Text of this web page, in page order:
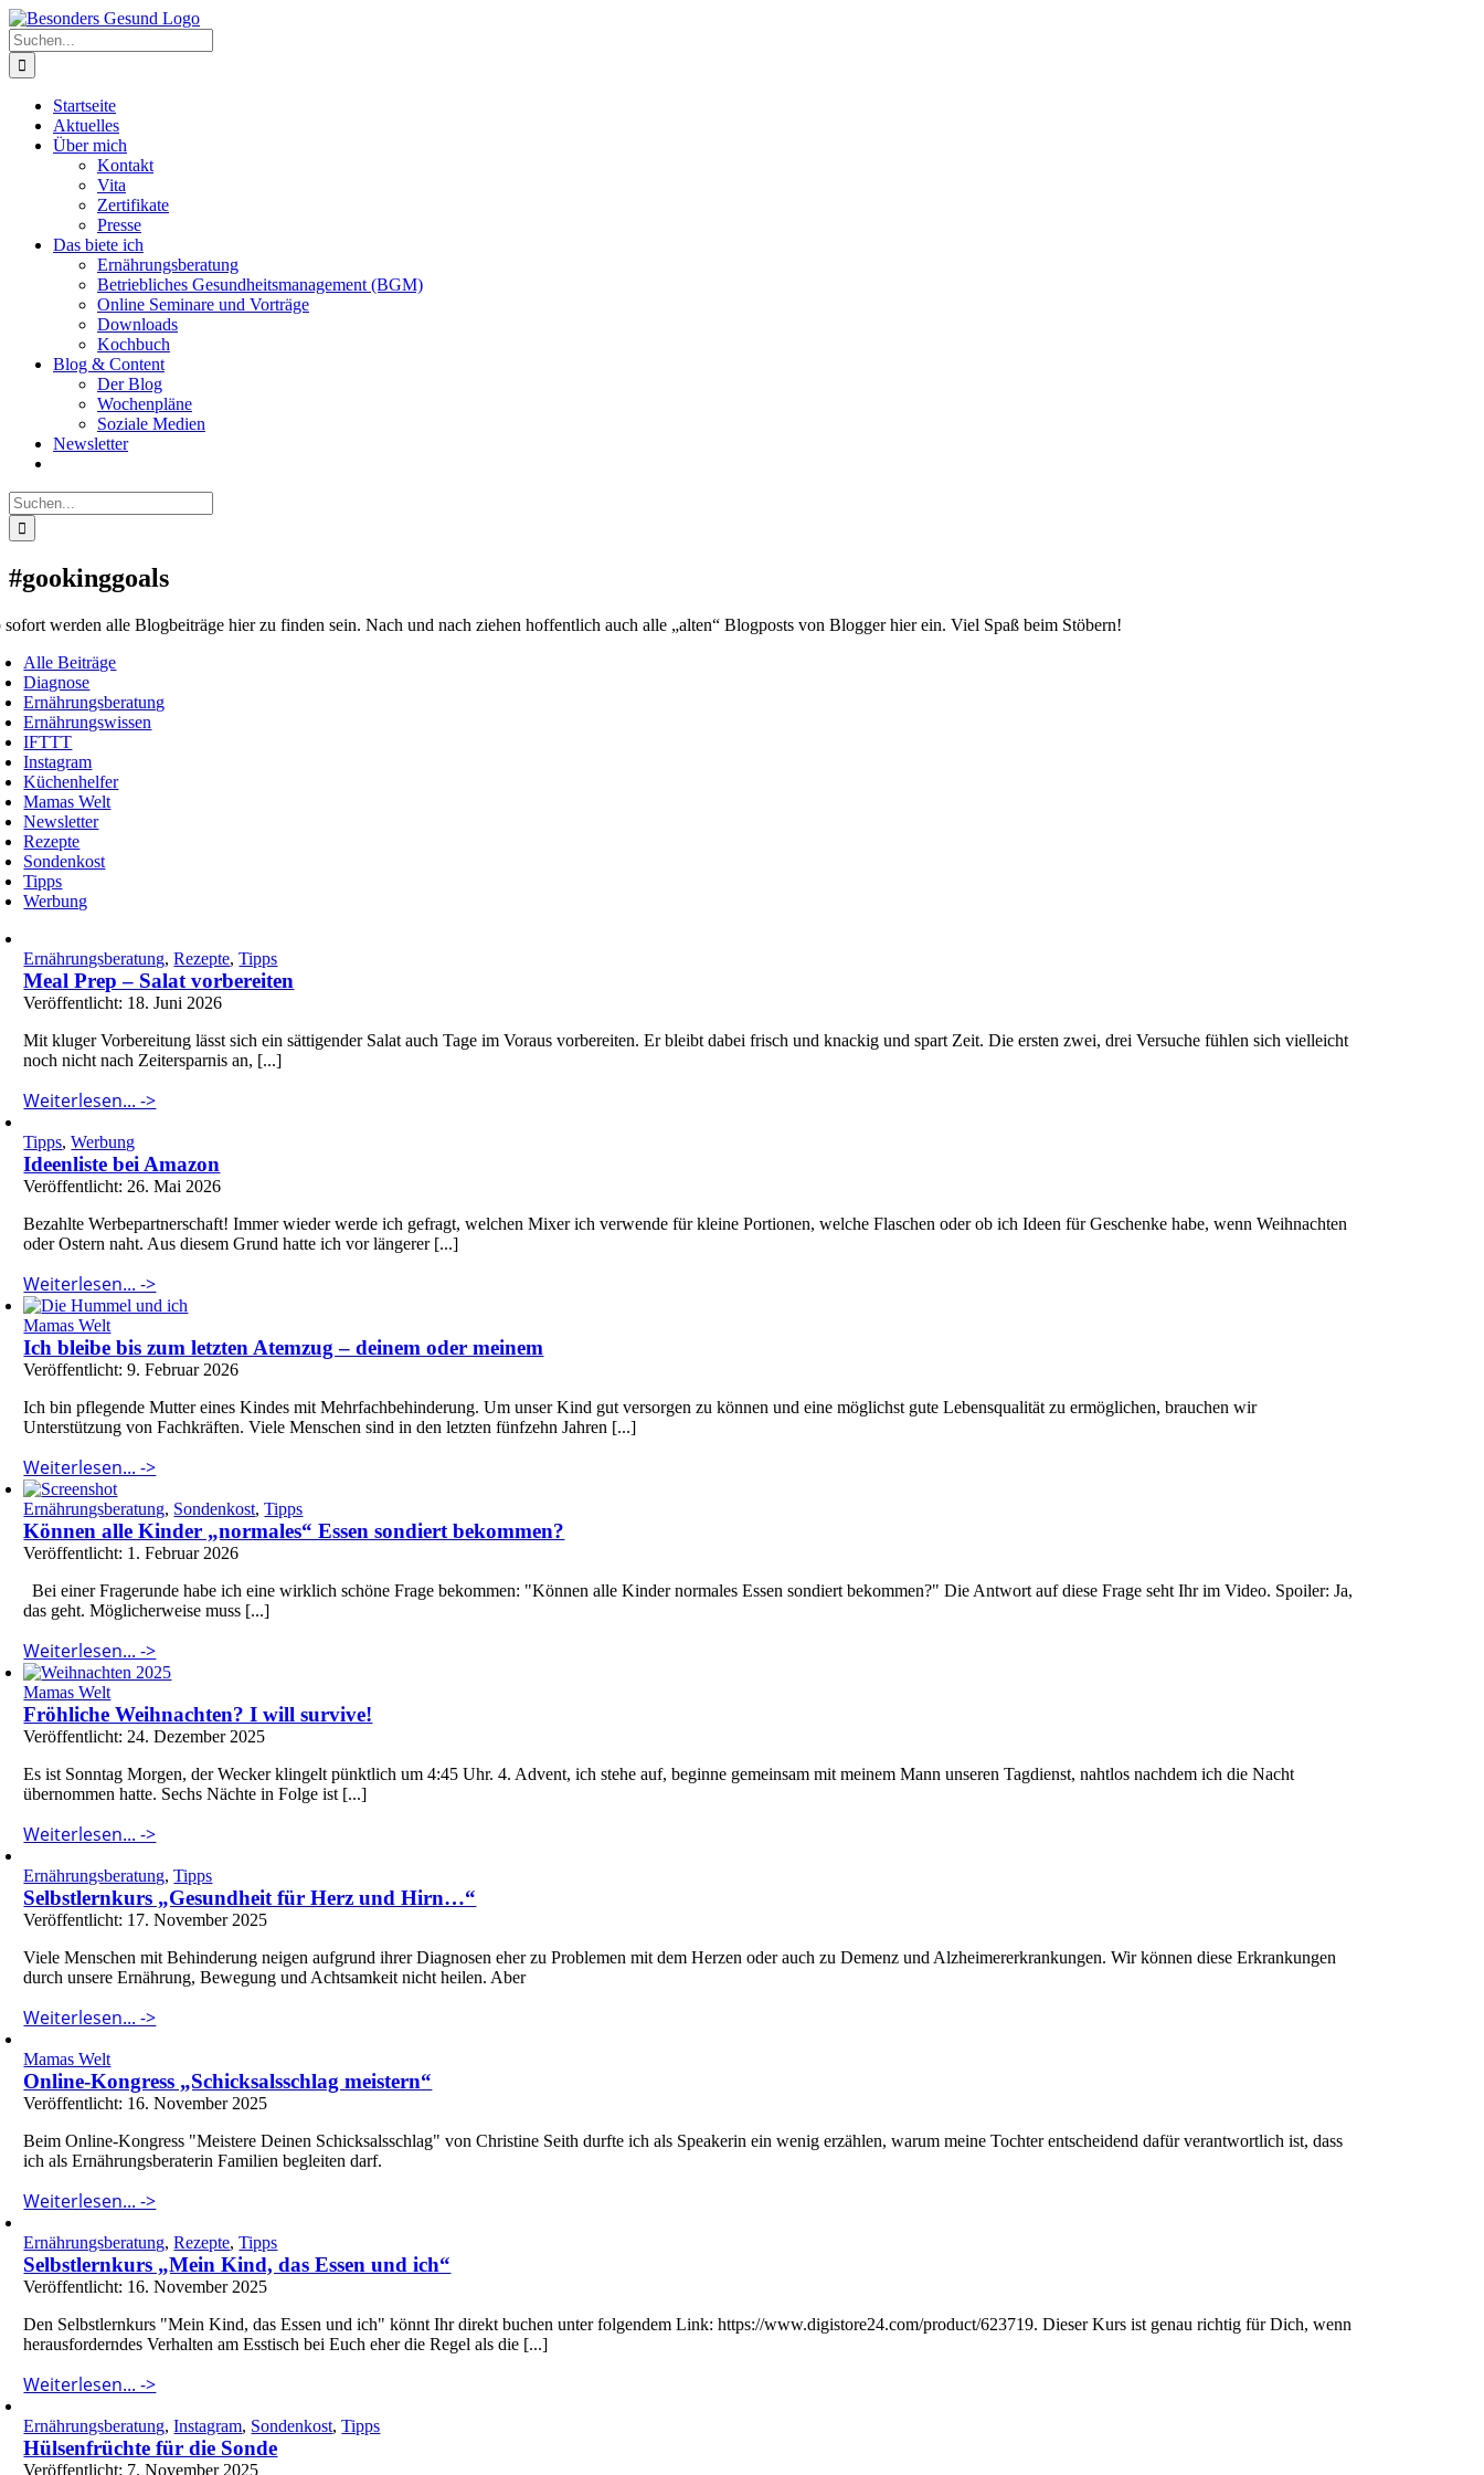
Zum
Inhalt
springen
Suche
nach:
Startseite
Aktuelles
Über mich
Kontakt
Vita
Zertifikate
Presse
Das biete ich
Ernährungsberatung
Betriebliches Gesundheitsmanagement (BGM)
Online Seminare und Vorträge
Downloads
Kochbuch
Blog & Content
Der Blog
Wochenpläne
Soziale Medien
Newsletter
Suche
nach:
#gookinggoals
sofort werden alle Blogbeiträge hier zu finden sein. Nach und nach ziehen hoffentlich auch alle „alten“ Blogposts von Blogger hier ein. Viel Spaß beim Stöbern!
Alle Beiträge
Diagnose
Ernährungsberatung
Ernährungswissen
IFTTT
Instagram
Küchenhelfer
Mamas Welt
Newsletter
Rezepte
Sondenkost
Tipps
Werbung
Ernährungsberatung,Rezepte,Tipps
Meal Prep – Salat vorbereiten
Veröffentlicht: 18. Juni 2026
Mit kluger Vorbereitung lässt sich ein sättigender Salat auch Tage im Voraus vorbereiten. Er bleibt dabei frisch und knackig und spart Zeit. Die ersten zwei, drei Versuche fühlen sich vielleicht
noch nicht nach Zeitersparnis an, [...]
Weiterlesen... ->
Tipps,Werbung
Ideenliste bei Amazon
Veröffentlicht: 26. Mai 2026
Bezahlte Werbepartnerschaft! Immer wieder werde ich gefragt, welchen Mixer ich verwende für kleine Portionen, welche Flaschen oder ob ich Ideen für Geschenke habe, wenn Weihnachten
oder Ostern naht. Aus diesem Grund hatte ich vor längerer [...]
Weiterlesen... ->
Mamas Welt
Ich bleibe bis zum letzten Atemzug – deinem oder meinem
Veröffentlicht: 9. Februar 2026
Ich bin pflegende Mutter eines Kindes mit Mehrfachbehinderung. Um unser Kind gut versorgen zu können und eine möglichst gute Lebensqualität zu ermöglichen, brauchen wir
Unterstützung von Fachkräften. Viele Menschen sind in den letzten fünfzehn Jahren [...]
Weiterlesen... ->
Ernährungsberatung, Sondenkost,Tipps
Können alle Kinder „normales“ Essen sondiert bekommen?
Veröffentlicht: 1. Februar 2026
Bei einer Fragerunde habe ich eine wirklich schöne Frage bekommen: "Können alle Kinder normales Essen sondiert bekommen?" Die Antwort auf diese Frage seht Ihr im Video. Spoiler: Ja,
das geht. Möglicherweise muss [...]
Weiterlesen... ->
Mamas Welt
Fröhliche Weihnachten? I will survive!
Veröffentlicht: 24. Dezember 2025
Es ist Sonntag Morgen, der Wecker klingelt pünktlich um 4:45 Uhr. 4. Advent, ich stehe auf, beginne gemeinsam mit meinem Mann unseren Tagdienst, nahtlos nachdem ich die Nacht
übernommen hatte. Sechs Nächte in Folge ist [...]
Weiterlesen... ->
Ernährungsberatung,Tipps
Selbstlernkurs „Gesundheit für Herz und Hirn…“
Veröffentlicht: 17. November 2025
Viele Menschen mit Behinderung neigen aufgrund ihrer Diagnosen eher zu Problemen mit dem Herzen oder auch zu Demenz und Alzheimererkrankungen. Wir können diese Erkrankungen
durch unsere Ernährung, Bewegung und Achtsamkeit nicht heilen. Aber
Weiterlesen... ->
Mamas Welt
Online-Kongress „Schicksalsschlag meistern“
Veröffentlicht: 16. November 2025
Beim Online-Kongress "Meistere Deinen Schicksalsschlag" von Christine Seith durfte ich als Speakerin ein wenig erzählen, warum meine Tochter entscheidend dafür verantwortlich ist, dass
ich als Ernährungsberaterin Familien begleiten darf.
Weiterlesen... ->
Ernährungsberatung,Rezepte,Tipps
Selbstlernkurs „Mein Kind, das Essen und ich“
Veröffentlicht: 16. November 2025
Den Selbstlernkurs "Mein Kind, das Essen und ich" könnt Ihr direkt buchen unter folgendem Link: https://www.digistore24.com/product/623719. Dieser Kurs ist genau richtig für Dich, wenn
herausforderndes Verhalten am Esstisch bei Euch eher die Regel als die [...]
Weiterlesen... ->
Ernährungsberatung,Instagram, Sondenkost,Tipps
Hülsenfrüchte für die Sonde
Veröffentlicht: 7. November 2025